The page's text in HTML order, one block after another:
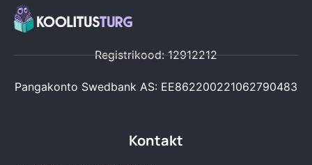
Registrikood: 12912212
Pangakonto Swedbank AS: EE862200221062790483
Kontakt